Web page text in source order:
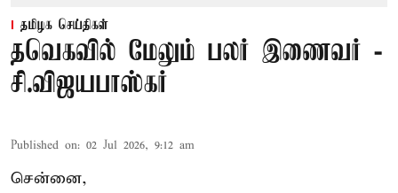
தமிழக செய்திகள்
தவெகவில் மேலும் பலர் இணைவர் -
சி.விஜயபாஸ்கர்
Published on: 02 Jul 2026, 9:12 am
சென்னை,